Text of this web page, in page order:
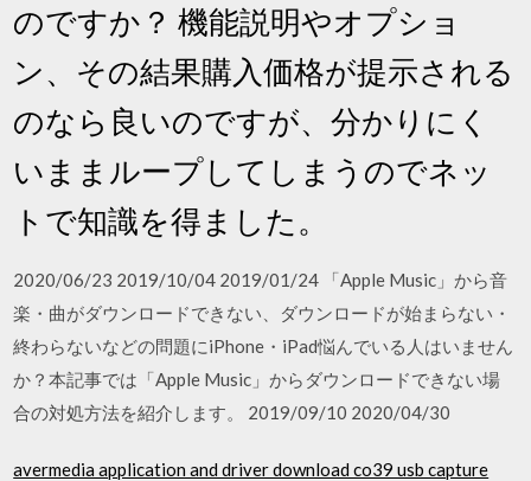
のですか？ 機能説明やオプショ
ン、その結果購入価格が提示される
のなら良いのですが、分かりにく
いままループしてしまうのでネッ
トで知識を得ました。
2020/06/23 2019/10/04 2019/01/24 「Apple Music」から音
楽・曲がダウンロードできない、ダウンロードが始まらない・
終わらないなどの問題にiPhone・iPad悩んでいる人はいません
か？本記事では「Apple Music」からダウンロードできない場
合の対処方法を紹介します。 2019/09/10 2020/04/30
avermedia application and driver download co39 usb capture